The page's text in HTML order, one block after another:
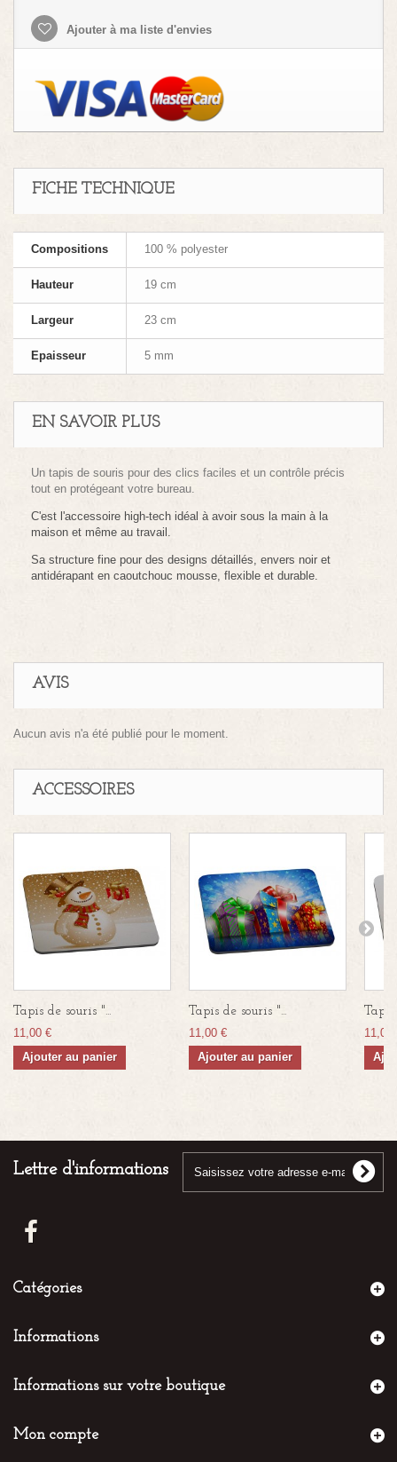
Ajouter à ma liste d'envies
FICHE TECHNIQUE
Compositions 100 % polyester
Hauteur 19 cm
Largeur 23 cm
Epaisseur 5 mm
EN SAVOIR PLUS
Un tapis de souris pour des clics faciles et un contrôle précis
tout en protégeant votre bureau.
C'est l'accessoire high-tech idéal à avoir sous la main à la
maison et même au travail.
Sa structure fine pour des designs détaillés, envers noir et
antidérapant en caoutchouc mousse, flexible et durable.
AVIS
Aucun avis n'a été publié pour le moment.
ACCESSOIRES
Tapis de souris "...
11,00 €
Ajouter au panier
Tapis de souris "...
11,00 €
Ajouter au panier
Tapis
11,00
Lettre d'informations
Catégories
Informations
Informations sur votre boutique
Mon compte